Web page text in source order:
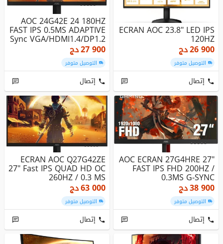
ECRAN AOC 23.8" LED IPS
120HZ
26 900دج
التوصيل متوفر
إتصال
AOC 24G42E 24 180HZ
FAST IPS 0.5MS ADAPTIVE
Sync VGA/HDMI1.4/DP1.2
27 900دج
التوصيل متوفر
إتصال
AOC ECRAN 27G4HRE 27"
FAST IPS FHD 200HZ /
0.3MS G-SYNC
38 900دج
التوصيل متوفر
إتصال
ECRAN AOC Q27G42ZE
27" Fast IPS QUAD HD OC
260HZ / 0.3 MS
63 000دج
التوصيل متوفر
إتصال